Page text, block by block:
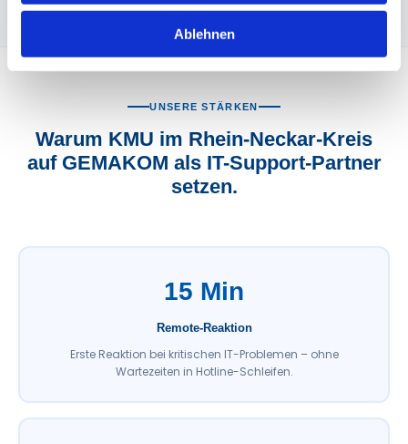
Ablehnen
UNSERE STÄRKEN
Warum KMU im Rhein-Neckar-Kreis
auf GEMAKOM als IT-Support-Partner
setzen.
15 Min
Remote-Reaktion
Erste Reaktion bei kritischen IT-Problemen – ohne
Wartezeiten in Hotline-Schleifen.